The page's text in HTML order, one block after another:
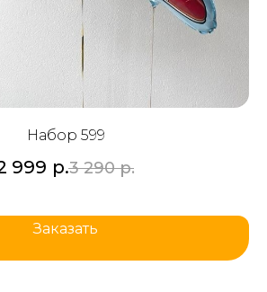
Набор 599
999 р.3 290 р.
Заказать